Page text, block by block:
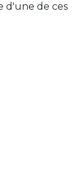
d'une de ces